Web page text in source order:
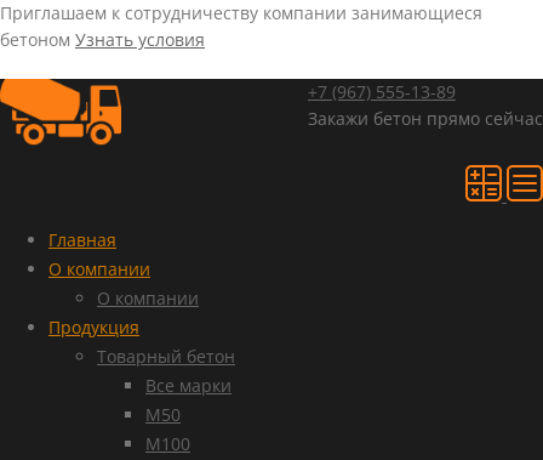
Приглашаем к сотрудничеству компании занимающиеся
бетоном Узнать условия
+7 (967) 555-13-89
Закажи бетон прямо сейчас
Главная
О компании
О компании
Продукция
Товарный бетон
Все марки
М50
М100